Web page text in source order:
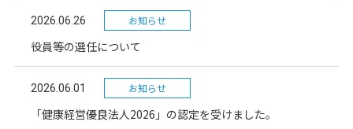
2026.06.26 お知らせ
役員等の選任について
2026.06.01 お知らせ
「健康経営優良法人2026」の認定を受けました。